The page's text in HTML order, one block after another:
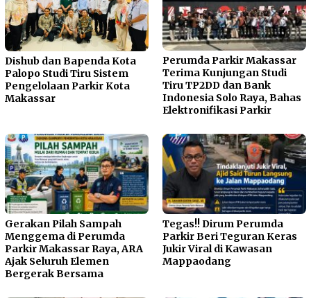
Dishub dan Bapenda Kota
Palopo Studi Tiru Sistem
Pengelolaan Parkir Kota
Makassar
Perumda Parkir Makassar
Terima Kunjungan Studi
Tiru TP2DD dan Bank
Indonesia Solo Raya, Bahas
Elektronifikasi Parkir
Gerakan Pilah Sampah
Menggema di Perumda
Parkir Makassar Raya, ARA
Ajak Seluruh Elemen
Bergerak Bersama
Tegas!! Dirum Perumda
Parkir Beri Teguran Keras
Jukir Viral di Kawasan
Mappaodang